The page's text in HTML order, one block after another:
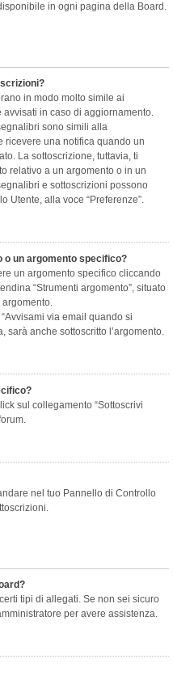
in ogni pagina della Board.
in modo molto simile ai
in caso di aggiornamento.
sono simili alla
ricevere una notifica quando un
La sottoscrizione, tuttavia, ti
relativo a un argomento o in un
e sottoscrizioni possono
Utente, alla voce “Preferenze”.
un argomento specifico?
un argomento specifico cliccando
“Strumenti argomento”, situato
via email quando si
sarà anche sottoscritto l’argomento.
sul collegamento “Sottoscrivi
nel tuo Pannello di Controllo
tipi di allegati. Se non sei sicuro
per avere assistenza.